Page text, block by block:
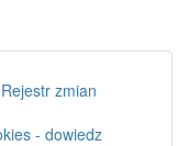
Rejestr zmian
- dowiedz